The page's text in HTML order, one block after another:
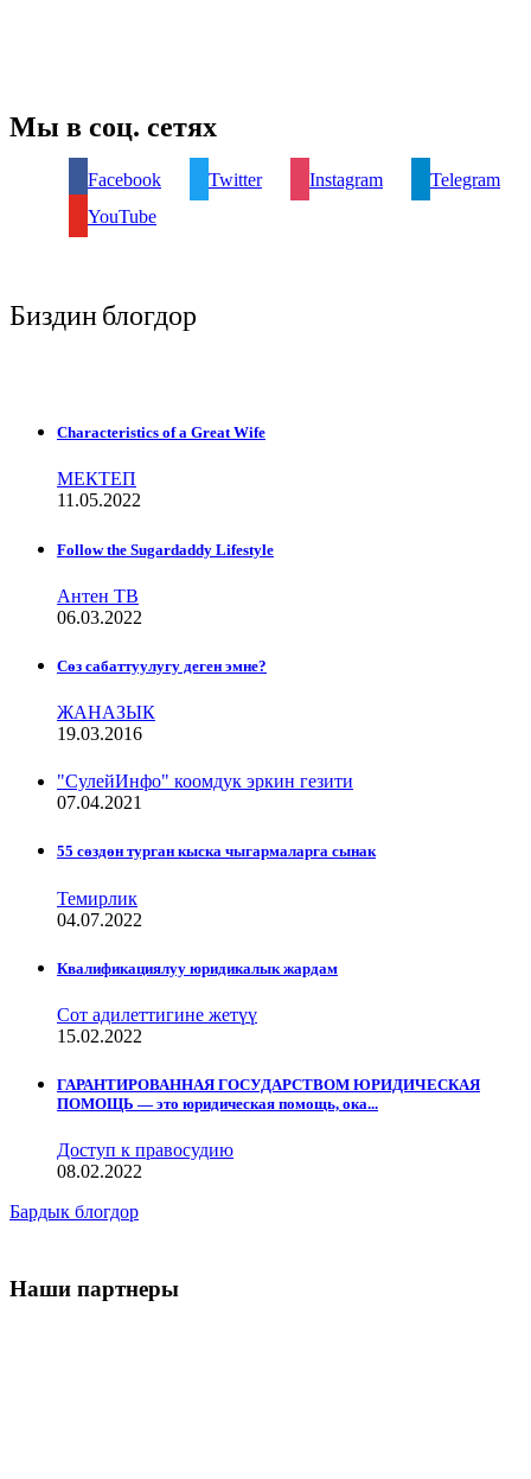
Мы в соц. сетях
Facebook Twitter Instagram
Telegram
YouTube
Биздин блогдор
Characteristics of a Great Wife
МЕКТЕП
11.05.2022
Follow the Sugardaddy Lifestyle
Антен ТВ
06.03.2022
Сѳз сабаттуулугу деген эмне?
ЖАНАЗЫК
19.03.2016
"СулейИнфо" коомдук эркин гезити
07.04.2021
55 сөздөн турган кыска чыгармаларга сынак
Темирлик
04.07.2022
Квалификациялуу юридикалык жардам
Сот адилеттигине жетүү
15.02.2022
ГАРАНТИРОВАННАЯ ГОСУДАРСТВОМ ЮРИДИЧЕСКАЯ
ПОМОЩЬ — это юридическая помощь, ока...
Доступ к правосудию
08.02.2022
Бардык блогдор
Наши партнеры